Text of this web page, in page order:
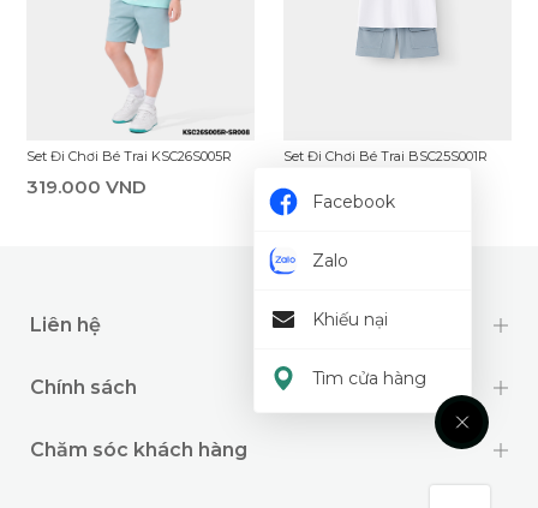
Set Đi Chơi Bé Trai KSC26S005R
319.000 VND
Set Đi Chơi Bé Trai BSC25S001R
229.000 VND
Liên hệ
Chính sách
Chăm sóc khách hàng
Facebook
Zalo
Khiếu nại
Tìm cửa hàng